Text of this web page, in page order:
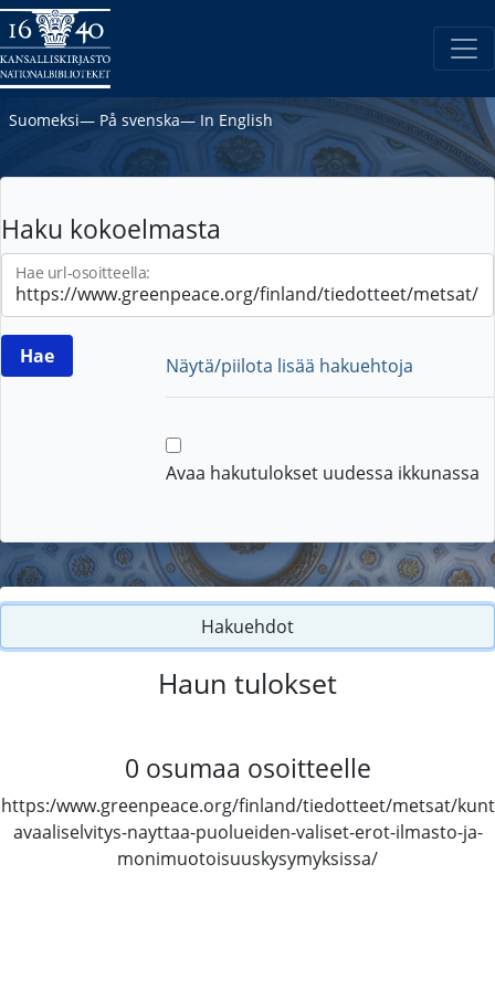
Suomeksi― På svenska― In English
Haku kokoelmasta
Hae url-osoitteella:
Näytä/piilota lisää hakuehtoja
Avaa hakutulokset uudessa ikkunassa
Hakuehdot
Haun tulokset
0 osumaa osoitteelle
https:/www.greenpeace.org/finland/tiedotteet/metsat/kunt
avaaliselvitys-nayttaa-puolueiden-valiset-erot-ilmasto-ja-
monimuotoisuuskysymyksissa/